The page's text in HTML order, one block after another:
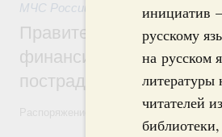
инициатив
русскому
на русском
литературы
читателей
МЧС России
Правительство
финансирование
пострадавшим от
Распоряжение от 28 июля 2026 года